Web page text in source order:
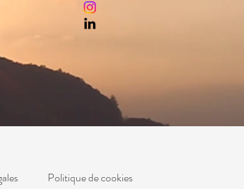
Politique de cookies